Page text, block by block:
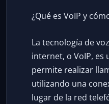
¿Qué es VoIP y
La tecnología de
internet, o VoIP, es
permite realizar
utilizando una
lugar de la red